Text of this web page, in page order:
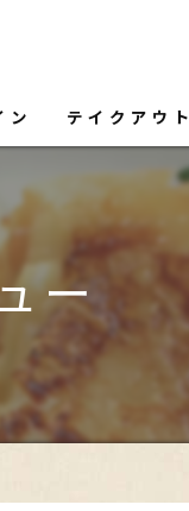
ン テイクアウト
ー